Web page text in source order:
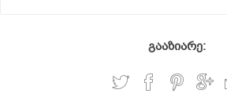
გააზიარე: